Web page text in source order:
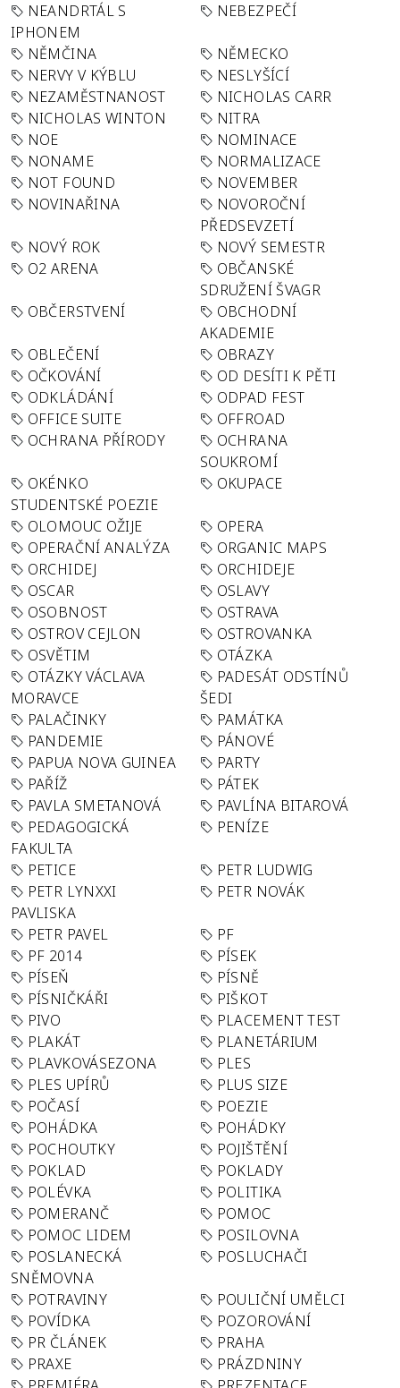
NEANDRTÁL S
IPHONEM
NEBEZPEČÍ
NĚMČINA
NĚMECKO
NERVY V KÝBLU
NESLYŠÍCÍ
NEZAMĚSTNANOST
NICHOLAS CARR
NICHOLAS WINTON
NITRA
NOE
NOMINACE
NONAME
NORMALIZACE
NOT FOUND
NOVEMBER
NOVINAŘINA
NOVOROČNÍ
PŘEDSEVZETÍ
NOVÝ ROK
NOVÝ SEMESTR
O2 ARENA
OBČANSKÉ
SDRUŽENÍ ŠVAGR
OBČERSTVENÍ
OBCHODNÍ
AKADEMIE
OBLEČENÍ
OBRAZY
OČKOVÁNÍ
OD DESÍTI K PĚTI
ODKLÁDÁNÍ
ODPAD FEST
OFFICE SUITE
OFFROAD
OCHRANA PŘÍRODY
OCHRANA
SOUKROMÍ
OKÉNKO
STUDENTSKÉ POEZIE
OKUPACE
OLOMOUC OŽIJE
OPERA
OPERAČNÍ ANALÝZA
ORGANIC MAPS
ORCHIDEJ
ORCHIDEJE
OSCAR
OSLAVY
OSOBNOST
OSTRAVA
OSTROV CEJLON
OSTROVANKA
OSVĚTIM
OTÁZKA
OTÁZKY VÁCLAVA
MORAVCE
PADESÁT ODSTÍNŮ
ŠEDI
PALAČINKY
PAMÁTKA
PANDEMIE
PÁNOVÉ
PAPUA NOVA GUINEA
PARTY
PAŘÍŽ
PÁTEK
PAVLA SMETANOVÁ
PAVLÍNA BITAROVÁ
PEDAGOGICKÁ
FAKULTA
PENÍZE
PETICE
PETR LUDWIG
PETR LYNXXI
PAVLISKA
PETR NOVÁK
PETR PAVEL
PF
PF 2014
PÍSEK
PÍSEŇ
PÍSNĚ
PÍSNIČKÁŘI
PIŠKOT
PIVO
PLACEMENT TEST
PLAKÁT
PLANETÁRIUM
PLAVKOVÁSEZONA
PLES
PLES UPÍRŮ
PLUS SIZE
POČASÍ
POEZIE
POHÁDKA
POHÁDKY
POCHOUTKY
POJIŠTĚNÍ
POKLAD
POKLADY
POLÉVKA
POLITIKA
POMERANČ
POMOC
POMOC LIDEM
POSILOVNA
POSLANECKÁ
SNĚMOVNA
POSLUCHAČI
POTRAVINY
POULIČNÍ UMĚLCI
POVÍDKA
POZOROVÁNÍ
PR ČLÁNEK
PRAHA
PRAXE
PRÁZDNINY